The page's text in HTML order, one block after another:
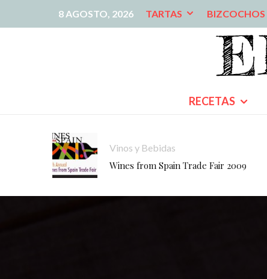
8 AGOSTO, 2026 TARTAS BIZCOCHOS
RECETAS
Vinos y Bebidas
Wines from Spain Trade Fair 2009